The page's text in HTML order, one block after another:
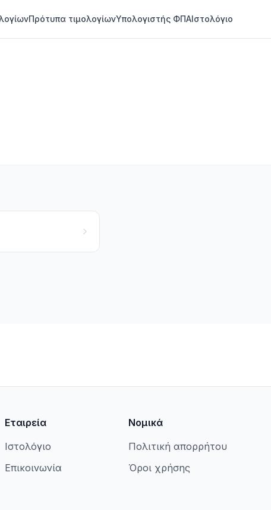
Πρότυπα τιμολογίωνΥπολογιστής ΦΠΑΙστολόγιο
Εταιρεία
Ιστολόγιο
Επικοινωνία
Νομικά
Πολιτική απορρήτου
Όροι χρήσης